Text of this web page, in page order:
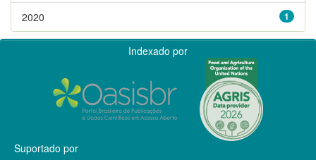
1
2020
Indexado por
Suportado por